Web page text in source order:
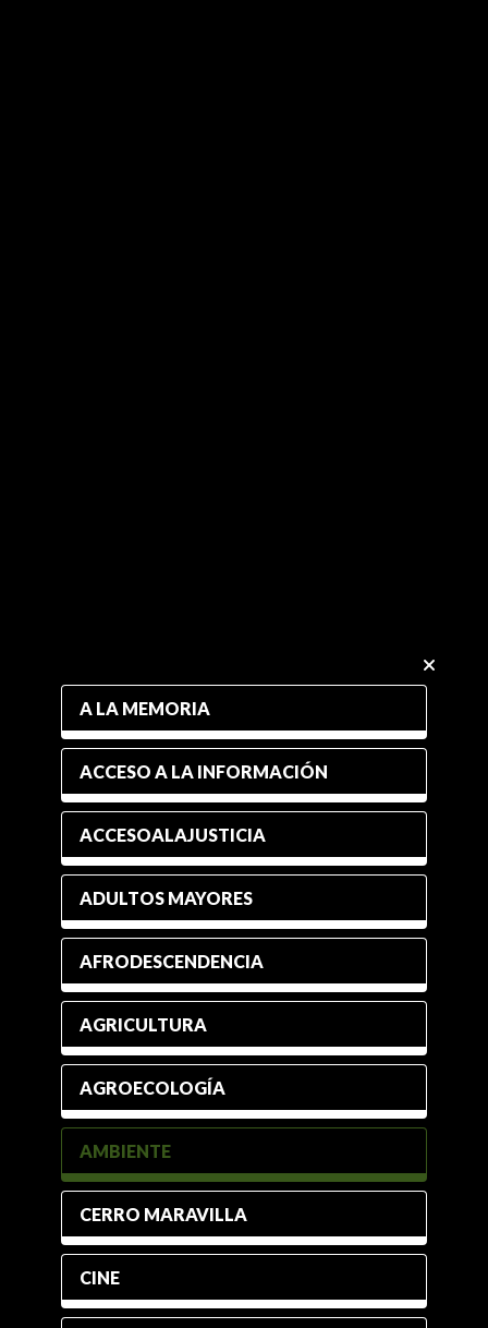
A LA MEMORIA
ACCESO A LA INFORMACIÓN
ACCESOALAJUSTICIA
ADULTOS MAYORES
AFRODESCENDENCIA
AGRICULTURA
AGROECOLOGÍA
AMBIENTE
CERRO MARAVILLA
CINE